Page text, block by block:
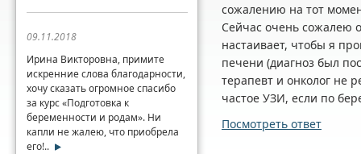
09.11.2018
Ирина Викторовна, примите
искренние слова благодарности,
хочу сказать огромное спасибо
за курс «Подготовка к
беременности и родам». Ни
капли не жалею, что приобрела
его!..
сожалению на тот
Сейчас очень сожалею
настаивает, чтобы я
печени (диагноз был
терапевт и онколог не
частое УЗИ, если по
Посмотреть ответ